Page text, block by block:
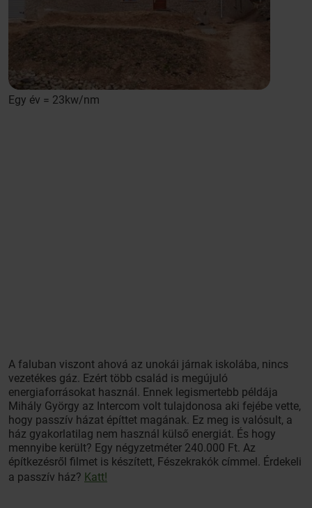
Egy év = 23kw/nm
A faluban viszont ahová az unokái járnak iskolába, nincs
vezetékes gáz. Ezért több család is megújuló
energiaforrásokat használ. Ennek legismertebb példája
Mihály György az Intercom volt tulajdonosa aki fejébe vette,
hogy passzív házat építtet magának. Ez meg is valósult, a
ház gyakorlatilag nem használ külső energiát. És hogy
mennyibe került? Egy négyzetméter 240.000 Ft. Az
építkezésről filmet is készített, Fészekrakók címmel. Érdekeli
a passzív ház? Katt!